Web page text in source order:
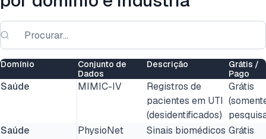
Domínio
Conjunto de
Dados
Descrição
Grátis /
Pago
Saúde MIMIC-IV
Registros de
pacientes em UTI
(desidentificados)
Grátis
Saúde
PhysioNet
Sinais biomédicos Grátis